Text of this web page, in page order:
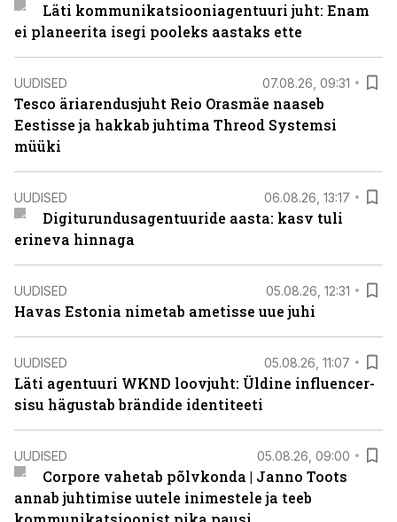
Läti kommunikatsiooniagentuuri juht: Enam
ei planeerita isegi pooleks aastaks ette
UUDISED 07.08.26, 09:31
Tesco äriarendusjuht Reio Orasmäe naaseb
Eestisse ja hakkab juhtima Threod Systemsi
müüki
UUDISED 06.08.26, 13:17
Digiturundusagentuuride aasta: kasv tuli
erineva hinnaga
UUDISED 05.08.26, 12:31
Havas Estonia nimetab ametisse uue juhi
UUDISED 05.08.26, 11:07
Läti agentuuri WKND loovjuht: Üldine influencer-
sisu hägustab brändide identiteeti
UUDISED 05.08.26, 09:00
Corpore vahetab põlvkonda | Janno Toots
annab juhtimise uutele inimestele ja teeb